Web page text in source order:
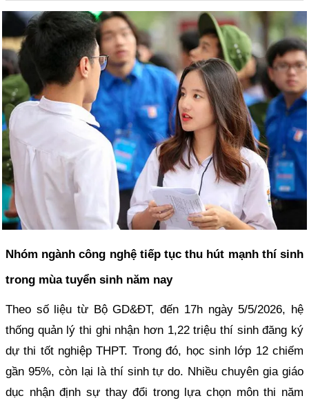
Nhóm ngành công nghệ tiếp tục thu hút mạnh thí sinh
trong mùa tuyển sinh năm nay
Theo số liệu từ Bộ GD&ĐT, đến 17h ngày 5/5/2026, hệ
thống quản lý thi ghi nhận hơn 1,22 triệu thí sinh đăng ký
dự thi tốt nghiệp THPT. Trong đó, học sinh lớp 12 chiếm
gần 95%, còn lại là thí sinh tự do. Nhiều chuyên gia giáo
dục nhận định sự thay đổi trong lựa chọn môn thi năm